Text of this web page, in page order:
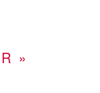
»